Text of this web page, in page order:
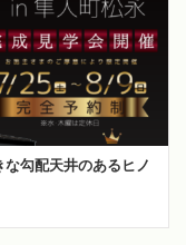
勾配天井のあるヒノ